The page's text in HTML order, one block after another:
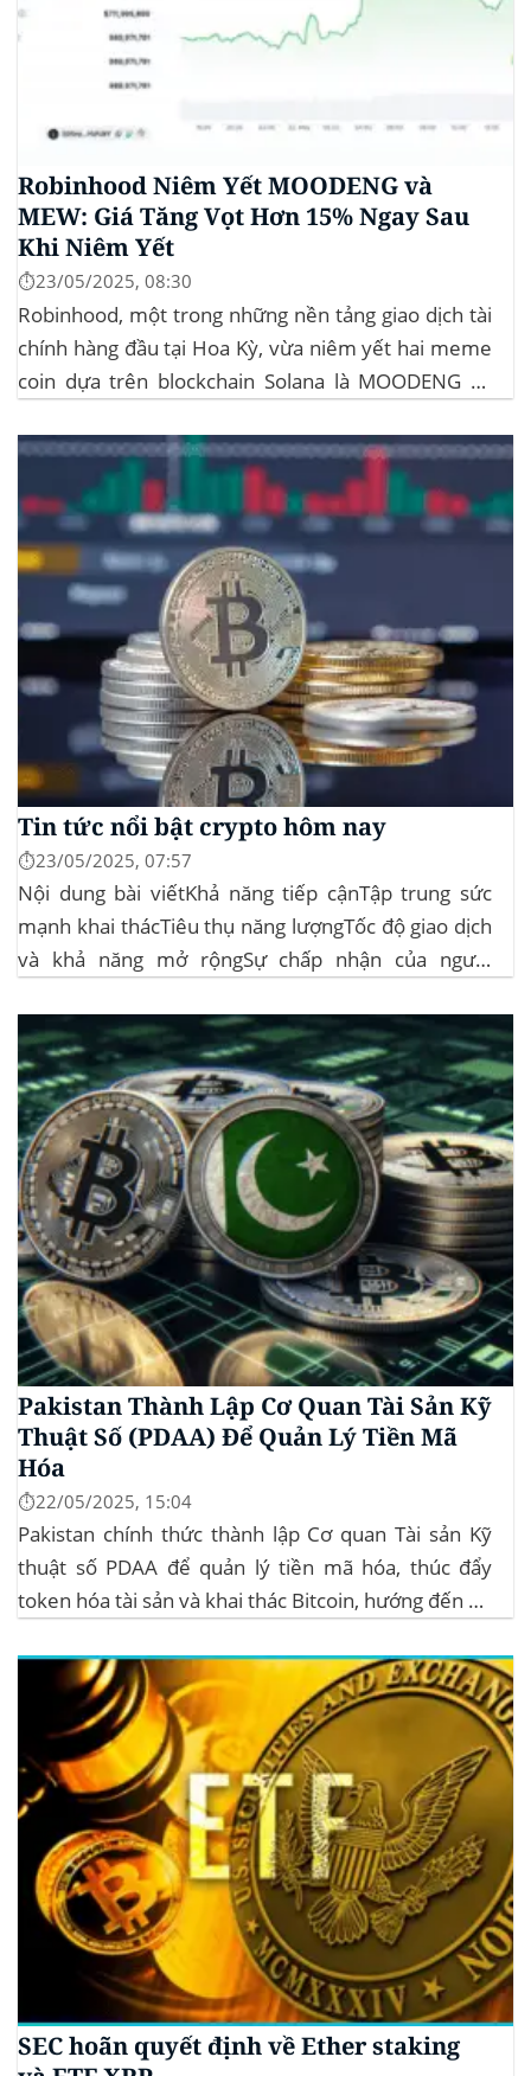
Robinhood Niêm Yết MOODENG và
MEW: Giá Tăng Vọt Hơn 15% Ngay Sau
Khi Niêm Yết
⏱️23/05/2025, 08:30
Robinhood, một trong những nền tảng giao dịch tài
chính hàng đầu tại Hoa Kỳ, vừa niêm yết hai meme
coin dựa trên blockchain Solana là MOODENG và
mẽ cho cả hai đồng tiền số, với mức tăng hơn...
Tin tức nổi bật crypto hôm nay
⏱️23/05/2025, 07:57
Nội dung bài viếtKhả năng tiếp cậnTập trung sức
mạnh khai thácTiêu thụ năng lượngTốc độ giao dịch
và khả năng mở rộngSự chấp nhận của người
diệnTài nguyên giáo dụcBitcoin Thiết Lập Kỷ Lục
Mới Trên 110.000 USD Thị trường crypto hôm...
Pakistan Thành Lập Cơ Quan Tài Sản Kỹ
Thuật Số (PDAA) Để Quản Lý Tiền Mã
Hóa
⏱️22/05/2025, 15:04
Pakistan chính thức thành lập Cơ quan Tài sản Kỹ
thuật số PDAA để quản lý tiền mã hóa, thúc đẩy
token hóa tài sản và khai thác Bitcoin, hướng đến hệ
năng tiếp cậnTập trung sức mạnh khai thácTiêu
SEC hoãn quyết định về Ether staking